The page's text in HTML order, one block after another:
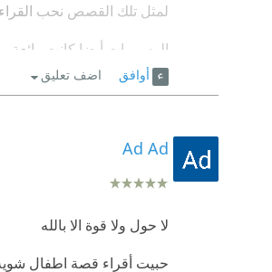
لمثل تلك القصص نحب
الرسومات أيضا كانت رائعة
يبدو أنني سأبحث عن باقي
أوافق اضف تعليق
Ad Ad
لا حول ولا قوة الا بالله
حبيت أقراء قصة اطفال شوية